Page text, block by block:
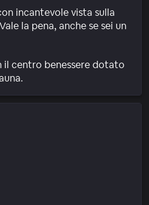
incantevole vista sulla
la pena, anche se sei un
il centro benessere dotato